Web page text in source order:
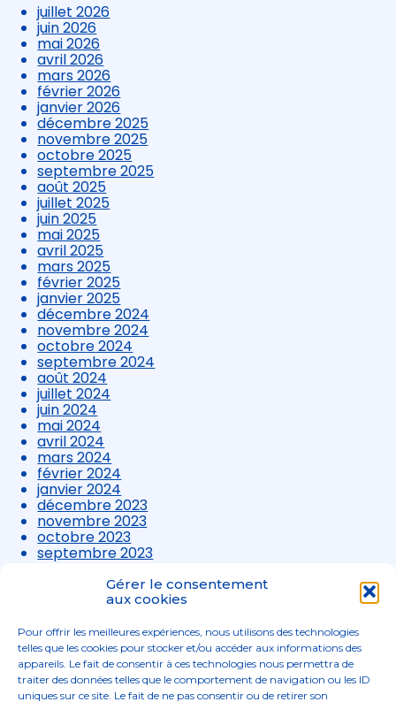
Gérer le consentement
aux cookies
Pour offrir les meilleures expériences, nous utilisons des technologies
telles que les cookies pour stocker et/ou accéder aux informations des
appareils. Le fait de consentir à ces technologies nous permettra de
traiter des données telles que le comportement de navigation ou les ID
uniques sur ce site. Le fait de ne pas consentir ou de retirer son
juillet 2026
juin 2026
mai 2026
avril 2026
mars 2026
février 2026
janvier 2026
décembre 2025
novembre 2025
octobre 2025
septembre 2025
août 2025
juillet 2025
juin 2025
mai 2025
avril 2025
mars 2025
février 2025
janvier 2025
décembre 2024
novembre 2024
octobre 2024
septembre 2024
août 2024
juillet 2024
juin 2024
mai 2024
avril 2024
mars 2024
février 2024
janvier 2024
décembre 2023
novembre 2023
octobre 2023
septembre 2023
août 2023
juillet 2023
avril 2023
mars 2023